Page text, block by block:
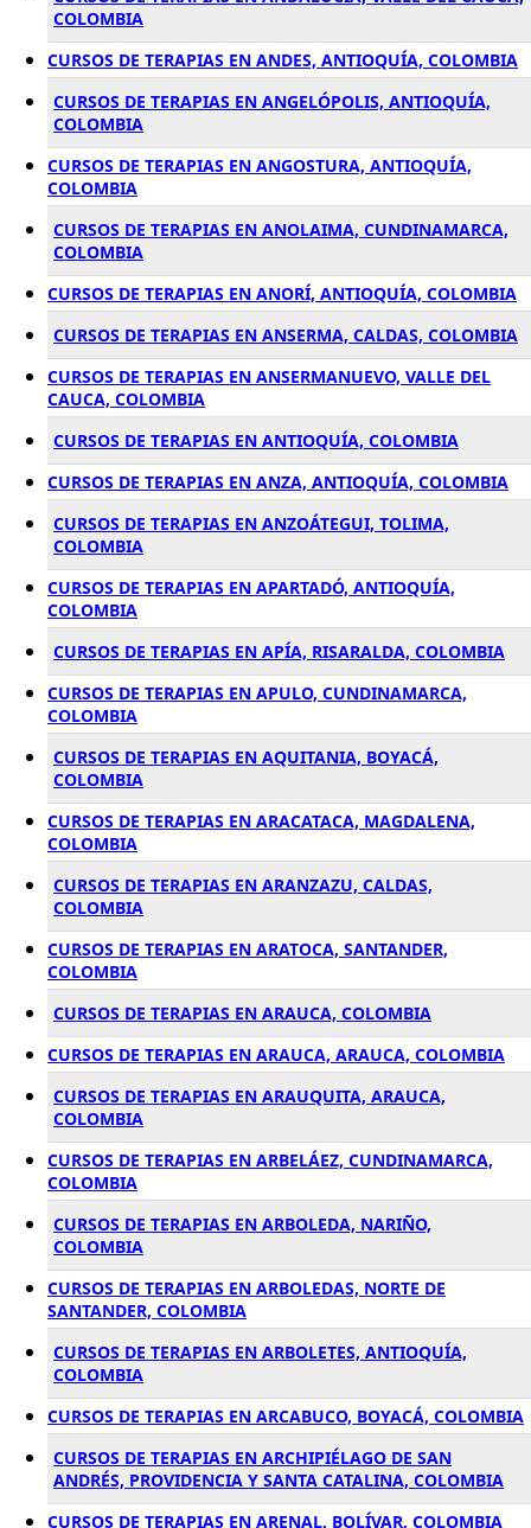
COLOMBIA
CURSOS DE TERAPIAS EN ANDES, ANTIOQUÍA, COLOMBIA
CURSOS DE TERAPIAS EN ANGELÓPOLIS, ANTIOQUÍA,
COLOMBIA
CURSOS DE TERAPIAS EN ANGOSTURA, ANTIOQUÍA,
COLOMBIA
CURSOS DE TERAPIAS EN ANOLAIMA, CUNDINAMARCA,
COLOMBIA
CURSOS DE TERAPIAS EN ANORÍ, ANTIOQUÍA, COLOMBIA
CURSOS DE TERAPIAS EN ANSERMA, CALDAS, COLOMBIA
CURSOS DE TERAPIAS EN ANSERMANUEVO, VALLE DEL
CAUCA, COLOMBIA
CURSOS DE TERAPIAS EN ANTIOQUÍA, COLOMBIA
CURSOS DE TERAPIAS EN ANZA, ANTIOQUÍA, COLOMBIA
CURSOS DE TERAPIAS EN ANZOÁTEGUI, TOLIMA,
COLOMBIA
CURSOS DE TERAPIAS EN APARTADÓ, ANTIOQUÍA,
COLOMBIA
CURSOS DE TERAPIAS EN APÍA, RISARALDA, COLOMBIA
CURSOS DE TERAPIAS EN APULO, CUNDINAMARCA,
COLOMBIA
CURSOS DE TERAPIAS EN AQUITANIA, BOYACÁ,
COLOMBIA
CURSOS DE TERAPIAS EN ARACATACA, MAGDALENA,
COLOMBIA
CURSOS DE TERAPIAS EN ARANZAZU, CALDAS,
COLOMBIA
CURSOS DE TERAPIAS EN ARATOCA, SANTANDER,
COLOMBIA
CURSOS DE TERAPIAS EN ARAUCA, COLOMBIA
CURSOS DE TERAPIAS EN ARAUCA, ARAUCA, COLOMBIA
CURSOS DE TERAPIAS EN ARAUQUITA, ARAUCA,
COLOMBIA
CURSOS DE TERAPIAS EN ARBELÁEZ, CUNDINAMARCA,
COLOMBIA
CURSOS DE TERAPIAS EN ARBOLEDA, NARIÑO,
COLOMBIA
CURSOS DE TERAPIAS EN ARBOLEDAS, NORTE DE
SANTANDER, COLOMBIA
CURSOS DE TERAPIAS EN ARBOLETES, ANTIOQUÍA,
COLOMBIA
CURSOS DE TERAPIAS EN ARCABUCO, BOYACÁ, COLOMBIA
CURSOS DE TERAPIAS EN ARCHIPIÉLAGO DE SAN
ANDRÉS, PROVIDENCIA Y SANTA CATALINA, COLOMBIA
CURSOS DE TERAPIAS EN ARENAL, BOLÍVAR, COLOMBIA